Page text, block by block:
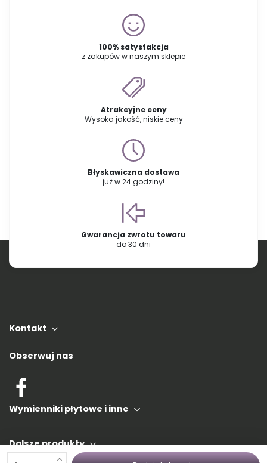
100% satysfakcja
z zakupów w naszym sklepie
Atrakcyjne ceny
Wysoka jakość, niskie ceny
Błyskawiczna dostawa
już w 24 godziny!
Gwarancja zwrotu towaru
do 30 dni
Kontakt
Obserwuj nas
Wymienniki płytowe i inne
Dalsze produkty